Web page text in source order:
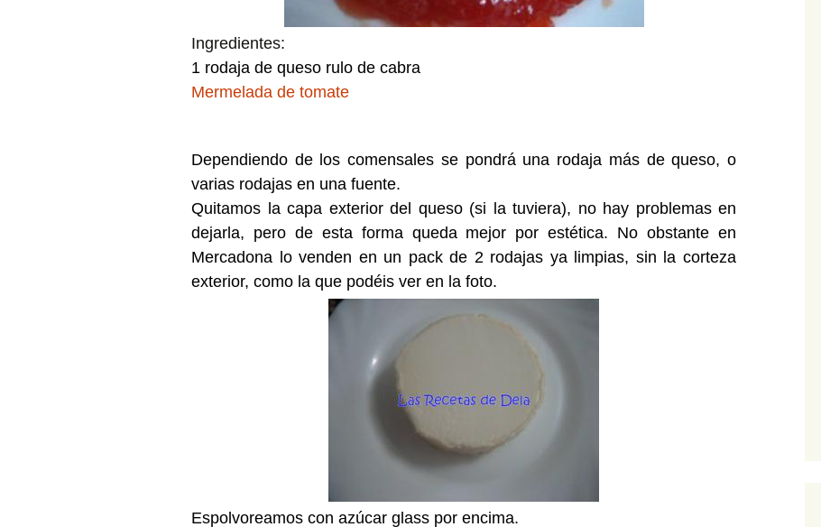
Ingredientes:
1 rodaja de queso rulo de cabra
Mermelada de tomate
Dependiendo de los comensales se pondrá una rodaja más de queso, o
varias rodajas en una fuente.
Quitamos la capa exterior del queso (si la tuviera), no hay problemas en
dejarla, pero de esta forma queda mejor por estética. No obstante en
Mercadona lo venden en un pack de 2 rodajas ya limpias, sin la corteza
exterior, como la que podéis ver en la foto.
Espolvoreamos con azúcar glass por encima.